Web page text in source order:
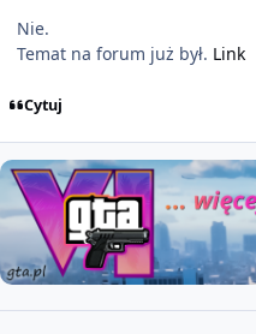
Nie.
Temat na forum już był. Link
Cytuj